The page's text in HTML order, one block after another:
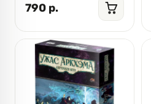
790 р.